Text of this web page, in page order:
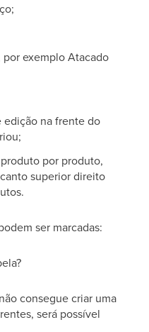
exemplo Atacado
na frente do
por produto,
superior direito
ser marcadas:
consegue criar uma
será possível